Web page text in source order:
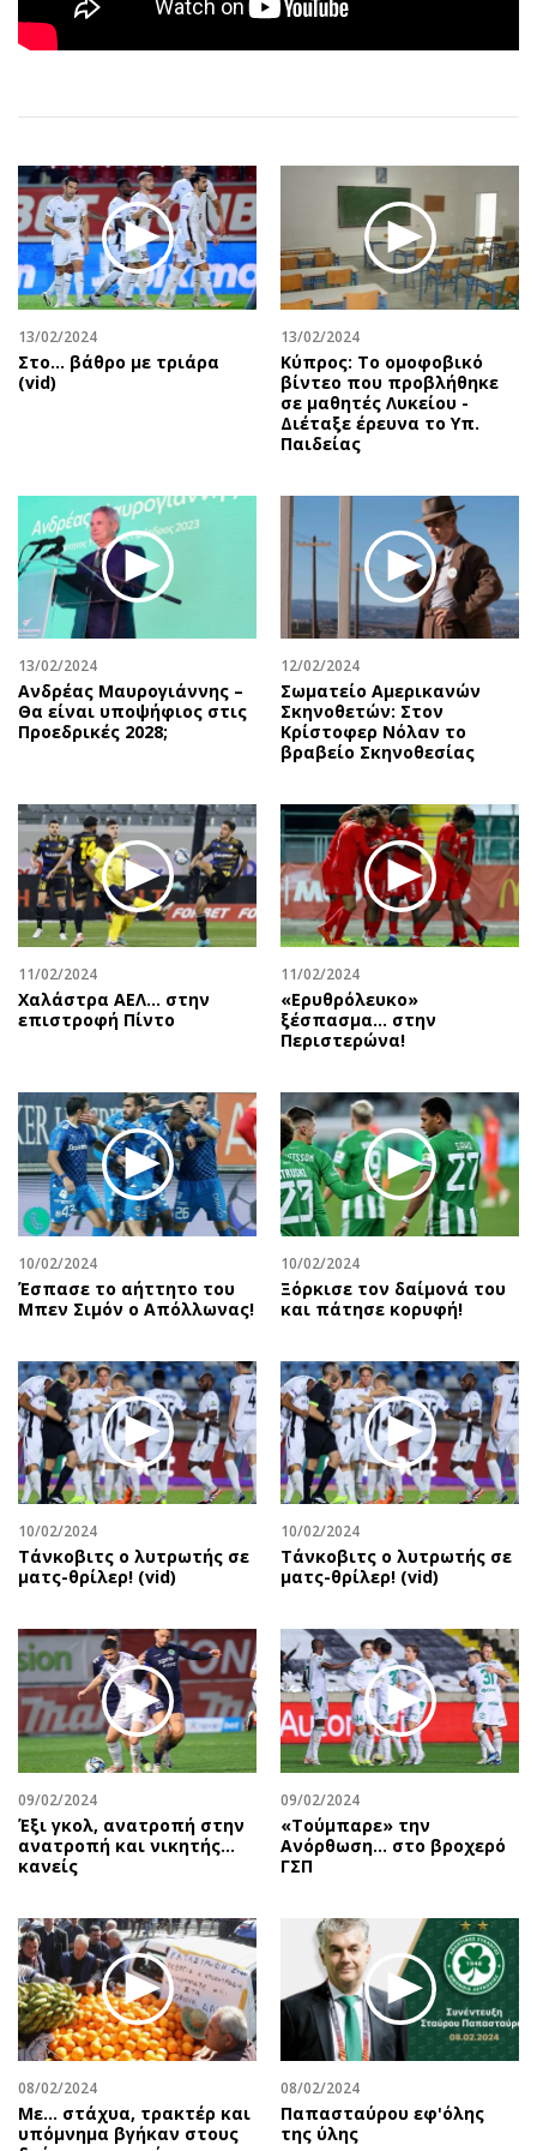
Αθλητισμός
Κύπρος
Κληρώσεις Allwyn
Οικονομική
Οικονομία
Real Estate
Επιχειρήσεις
Αγορές
Money Review
Ναυτιλία
Περιβάλλον
Ελλάδα
Κόσμος
Πολιτισμός
Σινεμά
Εικαστικά
Βιβλίο
Χειρόγραφα
Geek
Νέα
Αυτοκίνηση
Αφιερώματα
Πολιτική
Οικονομία
Γενικά
Αναδρομές
Πρόσωπα
Περιβάλλον
Good Life
Ταξίδια
Συνταγές
Έξοδος
Εκπομπές
Wine routes
Podcasts
Προσφορές
Προσωπικότητες στην ''Κ''
Επιστολές
13/02/2024
Στο... βάθρο με τριάρα
(vid)
13/02/2024
Κύπρος: Το ομοφοβικό
βίντεο που προβλήθηκε
σε μαθητές Λυκείου -
Διέταξε έρευνα το Υπ.
Παιδείας
13/02/2024
Ανδρέας Μαυρογιάννης –
Θα είναι υποψήφιος στις
Προεδρικές 2028;
12/02/2024
Σωματείο Αμερικανών
Σκηνοθετών: Στον
Κρίστοφερ Νόλαν το
βραβείο Σκηνοθεσίας
11/02/2024
Χαλάστρα ΑΕΛ... στην
επιστροφή Πίντο
11/02/2024
«Ερυθρόλευκο»
ξέσπασμα… στην
Περιστερώνα!
10/02/2024
Έσπασε το αήττητο του
Μπεν Σιμόν ο Απόλλωνας!
10/02/2024
Ξόρκισε τον δαίμονά του
και πάτησε κορυφή!
10/02/2024
Τάνκοβιτς ο λυτρωτής σε
ματς-θρίλερ! (vid)
10/02/2024
Τάνκοβιτς ο λυτρωτής σε
ματς-θρίλερ! (vid)
09/02/2024
Έξι γκολ, ανατροπή στην
ανατροπή και νικητής…
κανείς
09/02/2024
«Τούμπαρε» την
Ανόρθωση… στο βροχερό
ΓΣΠ
08/02/2024
Με... στάχυα, τρακτέρ και
υπόμνημα βγήκαν στους
08/02/2024
Παπασταύρου εφ'όλης
της ύλης